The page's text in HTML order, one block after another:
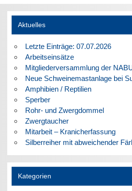
Aktuelles
Letzte Einträge: 07.07.2026
Arbeitseinsätze
Mitgliederversammlung der
Neue Schweinemastanlage bei
Amphibien / Reptilien
Sperber
Rohr- und Zwergdommel
Zwergtaucher
Mitarbeit – Kranicherfassung
Silberreiher mit abweichender
Kategorien